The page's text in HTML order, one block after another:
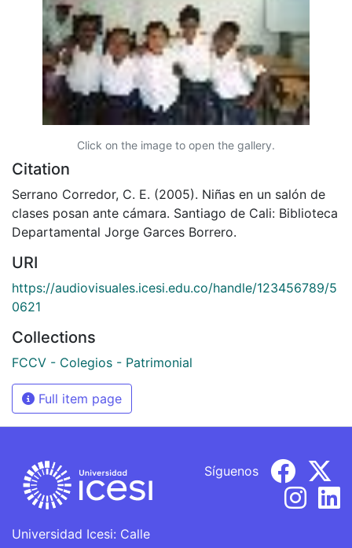
Click on the image to open the gallery.
Citation
Serrano Corredor, C. E. (2005). Niñas en un salón de
clases posan ante cámara. Santiago de Cali: Biblioteca
Departamental Jorge Garces Borrero.
URI
https://audiovisuales.icesi.edu.co/handle/123456789/5
0621
Collections
FCCV - Colegios - Patrimonial
Full item page
Universidad Icesi: Calle
Síguenos